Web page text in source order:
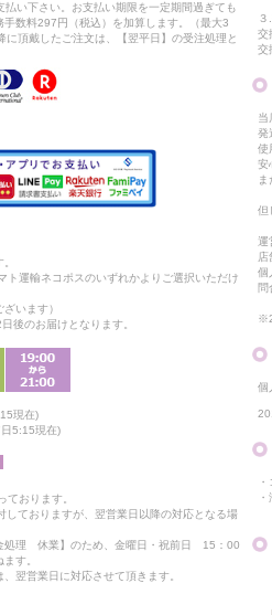
い下さい。お支払い期限を一定期間過ぎても
数料297円（税込）を加算します。（最大3
頂戴したご注文は、【翌平日】の受注処理と
運輸ネコポスのいずれかよりご選択いただけ
います）
後のお届けとなります。
現在)
5:15現在)
おります。
しておりますが、翌営業日以降の対応となる場
処理 休業】のため、金曜日・祝前日 15：00
す。
翌営業日に対応させて頂きます。
交
交
当
発
使
安
但
運
店
個
問
個